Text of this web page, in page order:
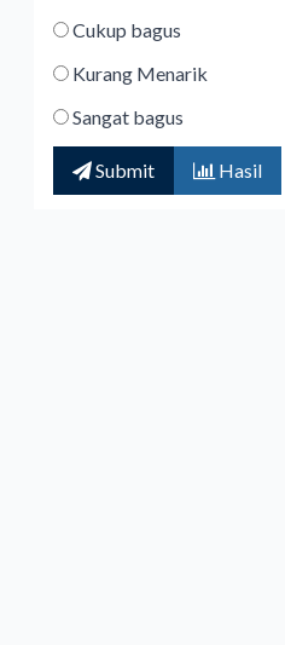
Cukup bagus
Kurang Menarik
Sangat bagus
Submit Hasil